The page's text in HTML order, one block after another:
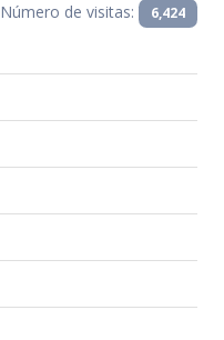
Número de visitas: 6,424